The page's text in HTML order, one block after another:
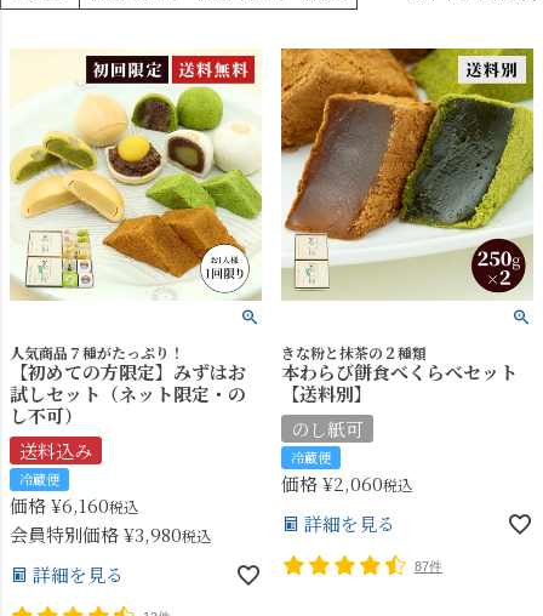
人気商品７種がたっぷり！
【初めての方限定】みずはお
試しセット（ネット限定・の
し不可）
送料込み
冷蔵便
価格¥6,160税込
会員特別価格¥3,980税込
詳細を見る
きな粉と抹茶の２種類
本わらび餅食べくらべセット
【送料別】
のし紙可
冷蔵便
価格¥2,060税込
詳細を見る
87件